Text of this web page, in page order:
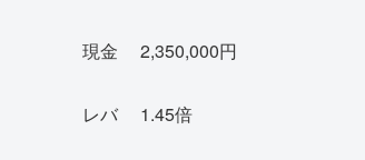
現金 2,350,000円
レバ 1.45倍